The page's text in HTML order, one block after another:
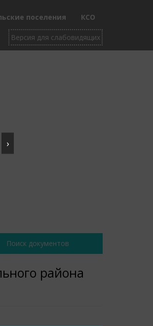
поселения
КСО
›
района